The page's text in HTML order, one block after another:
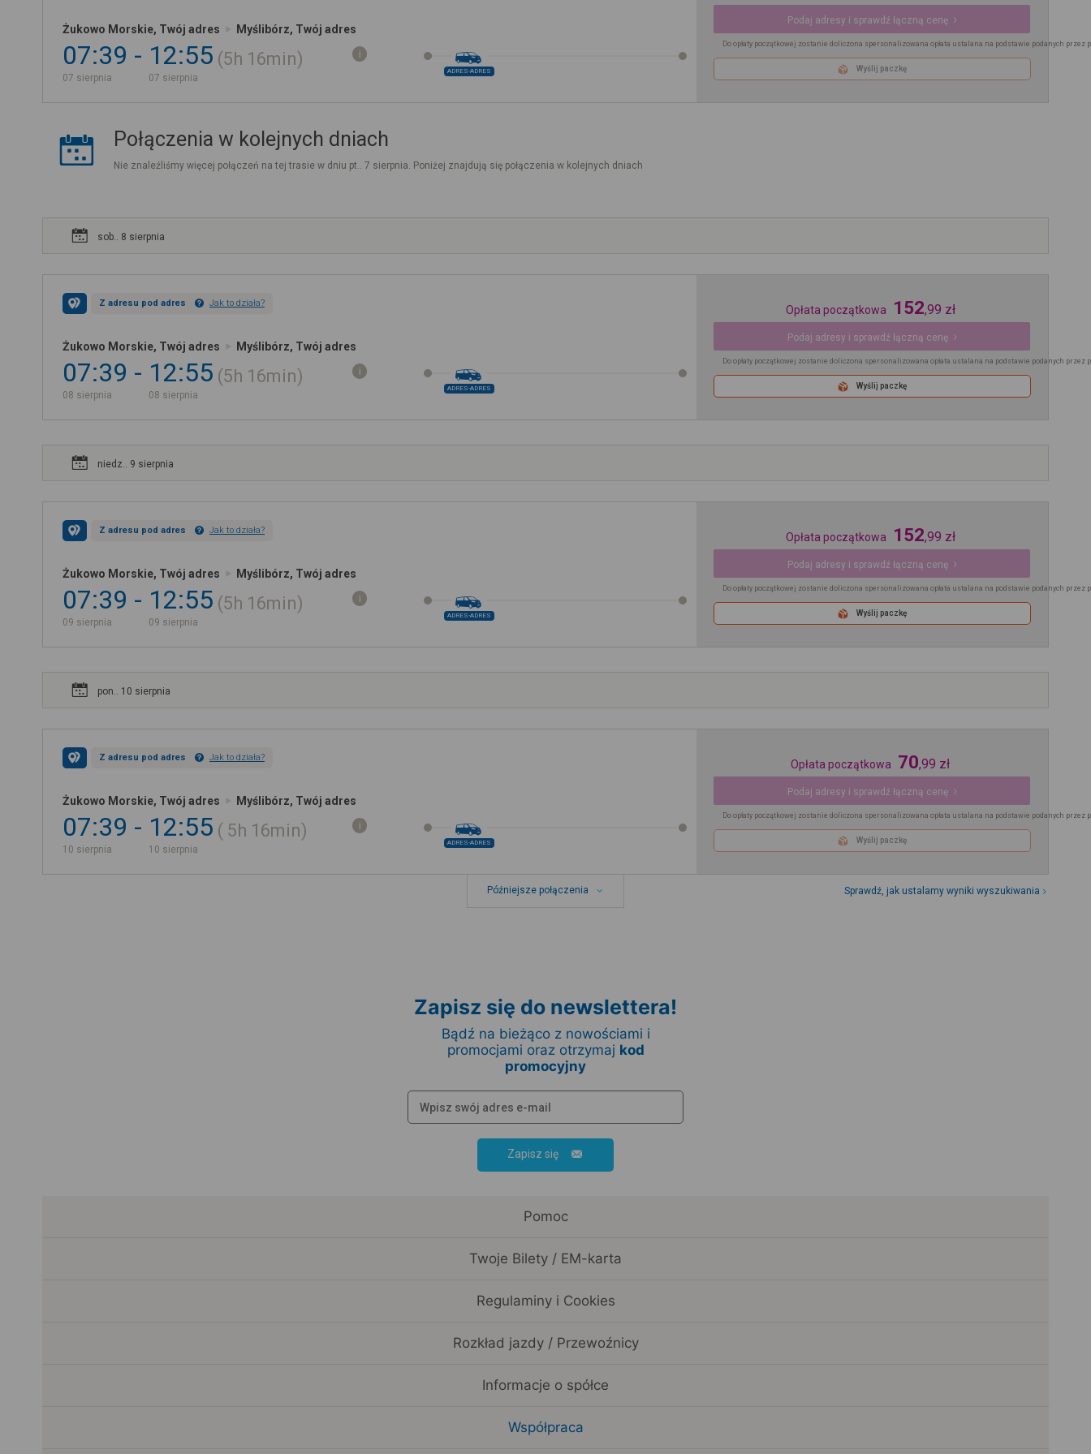
Żukowo Morskie, Twój adres Myślibórz, Twój adres
07:39
07 sierpnia
12:55
07 sierpnia
5h 16min
ADRES-ADRES
Podaj adresy i sprawdź łączną cenę
Do opłaty początkowej zostanie doliczona spersonalizowana opłata ustalana na podstawie podanych przez
Wyślij paczkę
Połączenia w kolejnych dniach
Nie znaleźliśmy więcej połączeń na tej trasie w dniu pt.. 7 sierpnia. Poniżej znajdują się połączenia w kolejnych dniach
sob.. 8 sierpnia
Z adresu pod adres Jak to działa?
Żukowo Morskie, Twój adres Myślibórz, Twój adres
07:39
08 sierpnia
12:55
08 sierpnia
5h 16min
ADRES-ADRES
Opłata początkowa 152,99 zł
Podaj adresy i sprawdź łączną cenę
Do opłaty początkowej zostanie doliczona spersonalizowana opłata ustalana na podstawie podanych przez
Wyślij paczkę
niedz.. 9 sierpnia
Z adresu pod adres Jak to działa?
Żukowo Morskie, Twój adres Myślibórz, Twój adres
07:39
09 sierpnia
12:55
09 sierpnia
5h 16min
ADRES-ADRES
Opłata początkowa 152,99 zł
Podaj adresy i sprawdź łączną cenę
Do opłaty początkowej zostanie doliczona spersonalizowana opłata ustalana na podstawie podanych przez
Wyślij paczkę
pon.. 10 sierpnia
Z adresu pod adres Jak to działa?
Żukowo Morskie, Twój adres Myślibórz, Twój adres
07:39
10 sierpnia
12:55
10 sierpnia
5h 16min
ADRES-ADRES
Opłata początkowa 70,99 zł
Podaj adresy i sprawdź łączną cenę
Do opłaty początkowej zostanie doliczona spersonalizowana opłata ustalana na podstawie podanych przez
Wyślij paczkę
Późniejsze połączenia Sprawdź, jak ustalamy wyniki wyszukiwania
Zapisz się do newslettera!
Bądź na bieżąco z nowościami i
promocjami oraz otrzymaj kod
promocyjny
Zapisz się
Pomoc
Twoje Bilety / EM-karta
Regulaminy i Cookies
Rozkład jazdy / Przewoźnicy
Informacje o spółce
Współpraca